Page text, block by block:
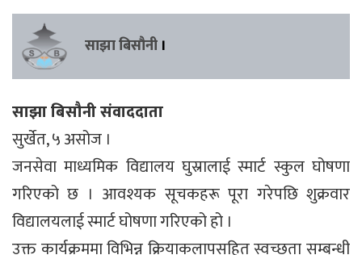
साझा बिसौनी ।
साझा बिसौनी संवाददाता
सुर्खेत, ५ असोज ।
जनसेवा माध्यमिक विद्यालय घुस्रालाई स्मार्ट स्कुल घोषणा
गरिएको छ । आवश्यक सूचकहरू पूरा गरेपछि शुक्रवार
विद्यालयलाई स्मार्ट घोषणा गरिएको हो ।
उक्त कार्यक्रममा विभिन्न क्रियाकलापसहित स्वच्छता सम्बन्धी